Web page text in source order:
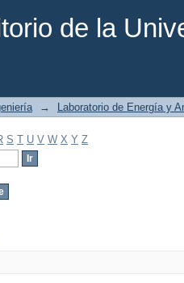
de la
→ Laboratorio de Energía y
S T U V W X Y Z